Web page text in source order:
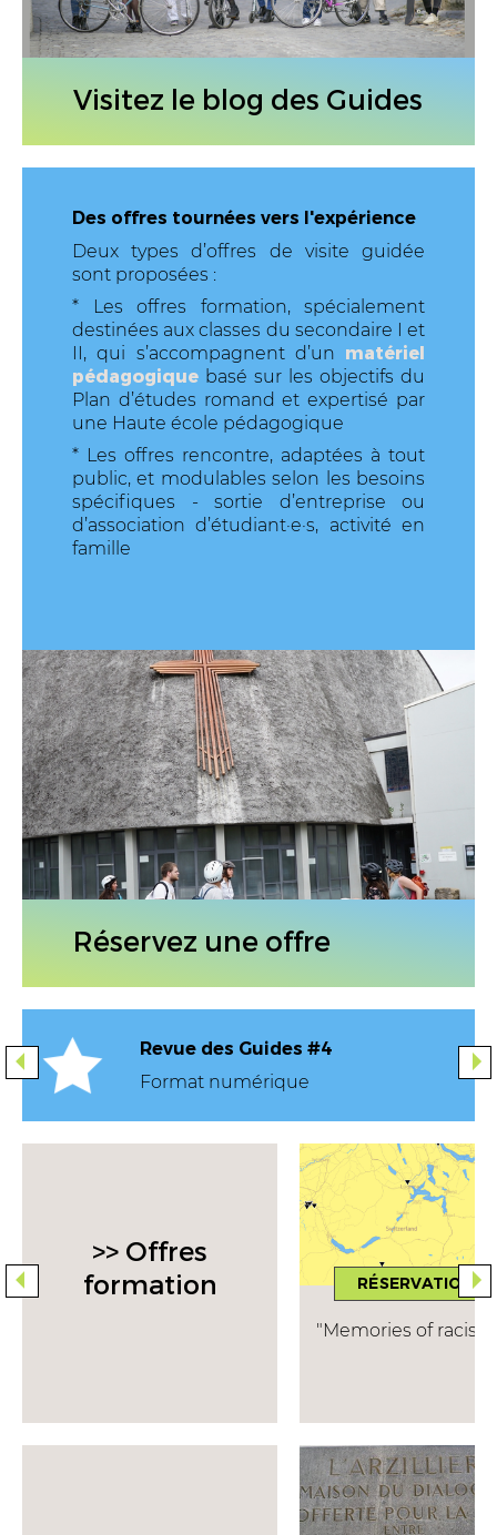
Visitez le blog des Guides
Des offres tournées vers l'expérience
Deux types d’offres de visite guidée
sont proposées :
* Les offres formation, spécialement
destinées aux classes du secondaire I et
II, qui s’accompagnent d’un matériel
pédagogique basé sur les objectifs du
Plan d’études romand et expertisé par
une Haute école pédagogique
* Les offres rencontre, adaptées à tout
public, et modulables selon les besoins
spécifiques - sortie d’entreprise ou
d’association d’étudiant·e·s, activité en
famille
Réservez une offre
educate Revue des Guides #4
Format numérique
>> Offres
formation
RÉSERVATION
"Memories of